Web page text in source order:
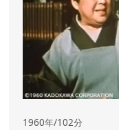
1960年/102分